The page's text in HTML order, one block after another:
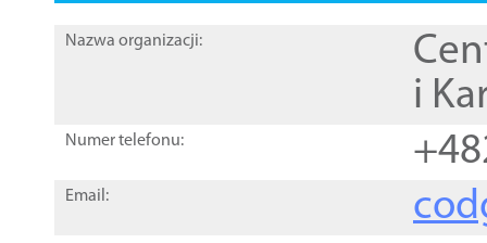
Nazwa organizacji:
i
Numer telefonu:
Email: